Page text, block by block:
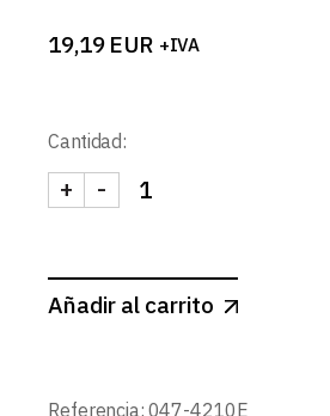
19,19 EUR +IVA
Cantidad:
CONEXION RED CARRIL
-
+
Añadir al carrito
Referencia: 047-4210E